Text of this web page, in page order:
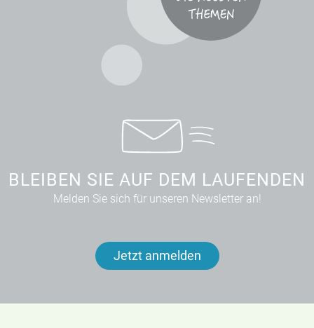
BLEIBEN SIE AUF DEM LAUFENDEN
Melden Sie sich für unseren Newsletter an!
Jetzt anmelden